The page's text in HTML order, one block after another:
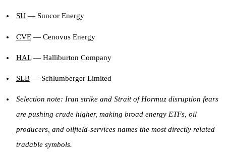
SU— Suncor Energy
CVE— Cenovus Energy
HAL— Halliburton Company
SLB— Schlumberger Limited
Selection note: Iran strike and Strait of Hormuz disruption fears
are pushing crude higher, making broad energy ETFs, oil
producers, and oilfield-services names the most directly related
tradable symbols.